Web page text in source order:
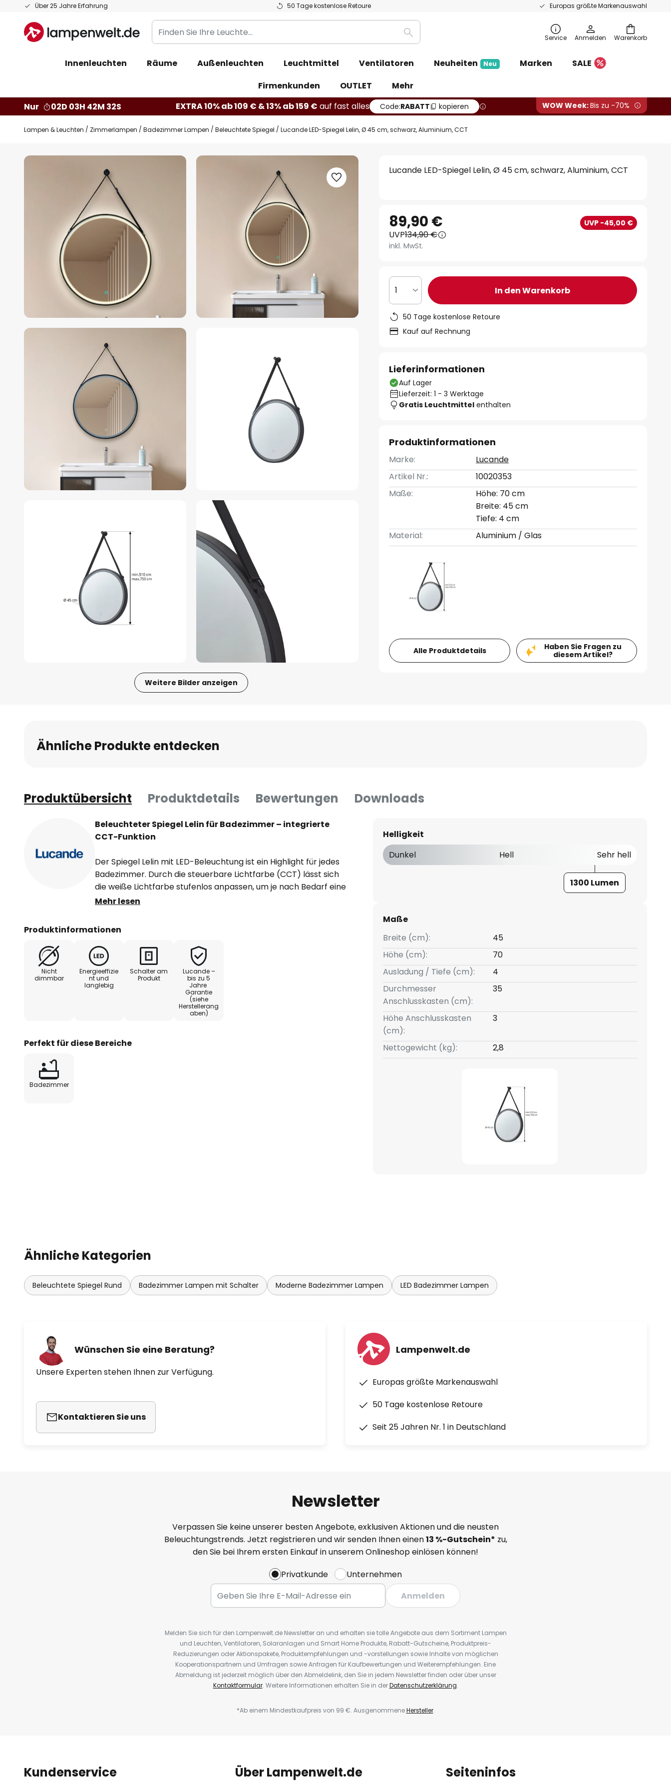
Über 25 Jahre Erfahrung 50 Tage kostenlose Retoure Europas größte Markenauswahl
Zum
springen
Warenkorb
Finden
Sie
Leuchte...
Suche Service Anmelden
Innenleuchten Räume Außenleuchten Leuchtmittel Ventilatoren Neuheiten Neu Marken
SALE
Firmenkunden
OUTLET
Mehr
Nur
02D 03H 42M 31S EXTRA 10% ab 109 € & 13% ab 159 € auf fast alles Code:RABATT kopieren WOW Week:Bis zu -70%
Lampen & Leuchten Zimmerlampen Badezimmer Lampen Beleuchtete Spiegel Lucande LED-Spiegel Lelin, Ø 45 cm, schwarz, Aluminium, CCT
Zum
Weitere Bilder anzeigen
Bildgalerie
springen
Lucande LED-Spiegel Lelin, Ø 45 cm, schwarz, Aluminium, CCT
89,90 € UVP -45,00 €
UVP134,90 €
inkl. MwSt.
1 In den Warenkorb
50 Tage kostenlose Retoure
Kauf auf Rechnung
Lieferinformationen
Auf Lager
Lieferzeit: 1 - 3 Werktage
Gratis Leuchtmittel enthalten
Produktinformationen
Marke:
Lucande
Artikel Nr.:
10020353
Maße:
Höhe: 70 cm
Breite: 45 cm
Tiefe: 4 cm
Material:
Aluminium / Glas
Alle Produktdetails
Haben Sie Fragen zu
diesem Artikel?
Ähnliche Produkte entdecken
Produktübersicht Produktdetails Bewertungen Downloads
Beleuchteter Spiegel Lelin für Badezimmer – integrierte
CCT-Funktion
Der Spiegel Lelin mit LED-Beleuchtung ist ein Highlight für jedes
Badezimmer. Durch die steuerbare Lichtfarbe (CCT) lässt sich
die weiße Lichtfarbe stufenlos anpassen, um je nach Bedarf eine
beruhigende oder belebende Atmosphäre zu schaffen. Die
Ausleuchtung des Raumes. Dieser Spiegel bietet eine funktionale
Mehr lesen
Produktinformationen
Nicht
dimmbar
Energieeffizie
nt und
langlebig
Schalter am
Produkt
Lucande –
bis zu 5
Jahre
Garantie
(siehe
Herstellerang
aben)
Perfekt für diese Bereiche
Badezimmer
Helligkeit
Dunkel
Hell Sehr hell
1300 Lumen
Maße
Breite (cm):
45
Höhe (cm):
70
Ausladung / Tiefe (cm):
4
Durchmesser
Anschlusskasten (cm):
35
Höhe Anschlusskasten
(cm):
3
Nettogewicht (kg): 2,8
Ähnliche Kategorien
Beleuchtete Spiegel Rund Badezimmer Lampen mit Schalter Moderne Badezimmer Lampen LED Badezimmer Lampen
Wünschen Sie eine Beratung?
Unsere Experten stehen Ihnen zur Verfügung.
Kontaktieren Sie uns
Lampenwelt.de
Europas größte Markenauswahl
50 Tage kostenlose Retoure
Seit 25 Jahren Nr. 1 in Deutschland
Newsletter
Verpassen Sie keine unserer besten Angebote, exklusiven Aktionen und die neusten
Beleuchtungstrends. Jetzt registrieren und wir senden Ihnen einen13 %-Gutschein* zu,
den Sie bei Ihrem ersten Einkauf in unserem Onlineshop einlösen können!
Privatkunde
Unternehmen
Anmelden
Melden Sie sich für den Lampenwelt.de Newsletter an und erhalten sie tolle Angebote aus dem Sortiment Lampen
und Leuchten, Ventilatoren, Solaranlagen und Smart Home Produkte, Rabatt-Gutscheine, Produktpreis-
Reduzierungen oder Aktionspakete, Produktempfehlungen und -vorstellungen sowie Inhalte von möglichen
Kooperationspartnern und Umfragen sowie Anfragen für Kaufbewertungen und Weiterempfehlungen. Eine
Abmeldung ist jederzeit möglich über den Abmeldelink, den Sie in jedem Newsletter finden oder über unser
Kontaktformular. Weitere Informationen erhalten Sie in derDatenschutzerklärung.
*Ab einem Mindestkaufpreis von 99 €. AusgenommeneHersteller.
Kundenservice Über Lampenwelt.de Seiteninfos